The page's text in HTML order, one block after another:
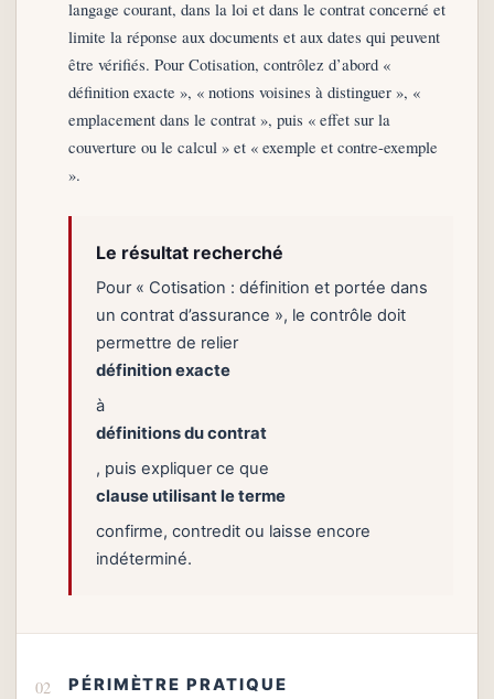
langage courant, dans la loi et dans le contrat concerné et
limite la réponse aux documents et aux dates qui peuvent
être vérifiés. Pour Cotisation, contrôlez d’abord «
définition exacte », « notions voisines à distinguer », «
emplacement dans le contrat », puis « effet sur la
couverture ou le calcul » et « exemple et contre-exemple
».
Le résultat recherché
Pour « Cotisation : définition et portée dans
un contrat d’assurance », le contrôle doit
permettre de relier
définition exacte
à
définitions du contrat
, puis expliquer ce que
clause utilisant le terme
confirme, contredit ou laisse encore
indéterminé.
PÉRIMÈTRE PRATIQUE